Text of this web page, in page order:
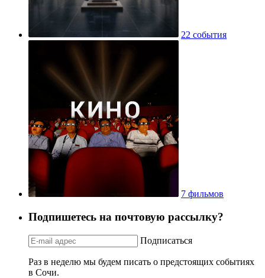
22 события
7 фильмов
Подпишетесь на почтовую рассылку?
Подписаться
Раз в неделю мы будем писать о предстоящих событиях
в Сочи.